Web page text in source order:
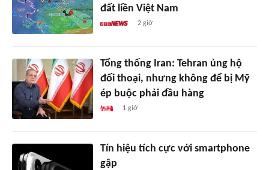
đất liền Việt Nam
2 giờ
Tổng thống Iran: Tehran ủng hộ
đối thoại, nhưng không để bị Mỹ
ép buộc phải đầu hàng
1 giờ
Tín hiệu tích cực với smartphone
gập